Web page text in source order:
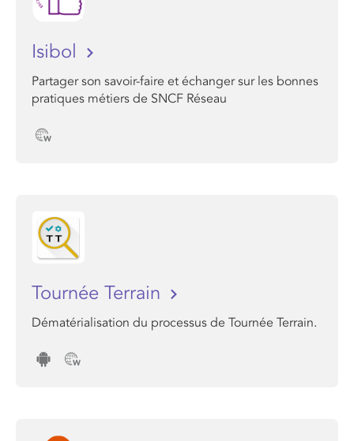
Isibol
Partager son savoir-faire et échanger sur les bonnes
pratiques métiers de SNCF Réseau
Tournée Terrain
Dématérialisation du processus de Tournée Terrain.